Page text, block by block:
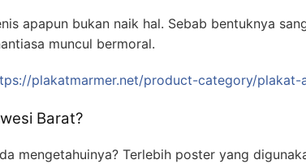
apapun bukan naik hal. Sebab bentuknya
muncul bermoral.
plakatmarmer.net/product-category/plakat-
Barat?
mengetahuinya? Terlebih poster yang